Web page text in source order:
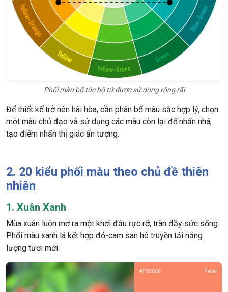
Phối màu bổ túc bộ tứ được sử dụng rộng rãi
Để thiết kế trở nên hài hòa, cần phân bổ màu sắc hợp lý, chọn
một màu chủ đạo và sử dụng các màu còn lại để nhấn nhá,
tạo điểm nhấn thị giác ấn tượng.
2. 20 kiểu phối màu theo chủ đề thiên
nhiên
1. Xuân Xanh
Mùa xuân luôn mở ra một khởi đầu rực rỡ, tràn đầy sức sống.
Phối màu xanh lá kết hợp đỏ-cam san hô truyền tải năng
lượng tươi mới.